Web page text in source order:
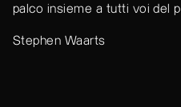
palco insieme a tutti voi del
Stephen Waarts